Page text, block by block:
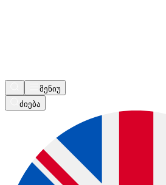
მენიუ
ძიება